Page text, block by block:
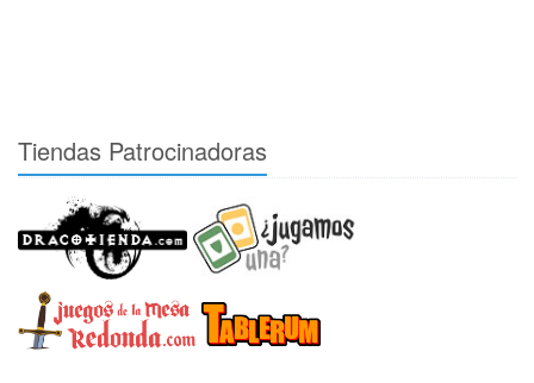
Tiendas Patrocinadoras